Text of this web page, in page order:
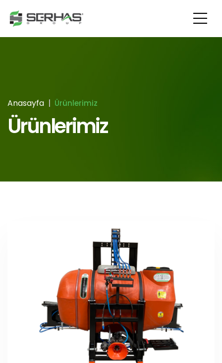
Anasayfa Ürünlerimiz
Ürünlerimiz